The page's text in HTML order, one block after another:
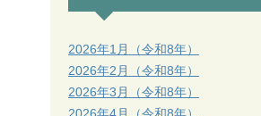
2026年1月（令和8年）
2026年2月（令和8年）
2026年3月（令和8年）